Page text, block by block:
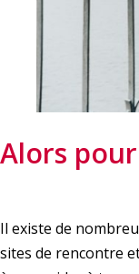
Alors
Il existe de
sites de rencontre